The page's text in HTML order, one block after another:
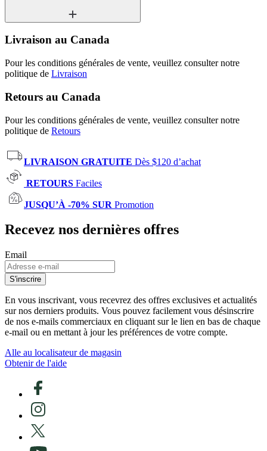
Livraison au Canada
Pour les conditions générales de vente, veuillez consulter notre
politique de Livraison
Retours au Canada
Pour les conditions générales de vente, veuillez consulter notre
politique de Retours
LIVRAISON GRATUITE Dès $120 d’achat
RETOURS Faciles
JUSQU’À -70% SUR Promotion
Recevez nos dernières offres
Email
S'inscrire
En vous inscrivant, vous recevrez des offres exclusives et actualités
sur nos derniers produits. Vous pouvez facilement vous désinscrire
de nos e-mails commerciaux en cliquant sur le lien en bas de chaque
e-mail ou en mettant à jour les préférences de votre compte.
Alle au localisateur de magasin
Obtenir de l'aide